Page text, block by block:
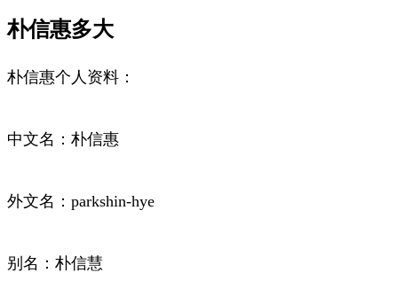
朴信惠多大
朴信惠个人资料：
中文名：朴信惠
外文名：parkshin-hye
别名：朴信慧